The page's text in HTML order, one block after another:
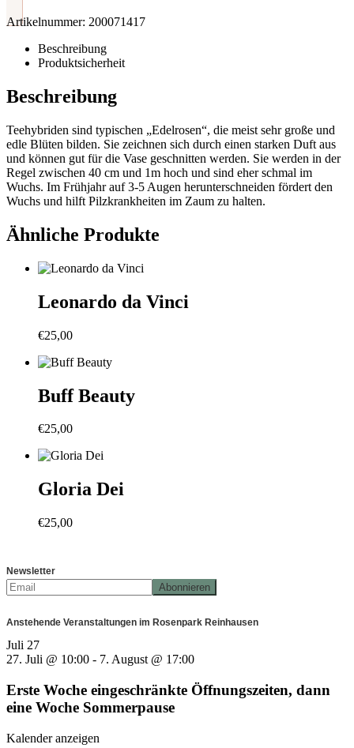
Artikelnummer: 200071417
Beschreibung
Produktsicherheit
Beschreibung
Teehybriden sind typischen „Edelrosen“, die meist sehr große und
edle Blüten bilden. Sie zeichnen sich durch einen starken Duft aus
und können gut für die Vase geschnitten werden. Sie werden in der
Regel zwischen 40 cm und 1m hoch und sind eher schmal im
Wuchs. Im Frühjahr auf 3-5 Augen herunterschneiden fördert den
Wuchs und hilft Pilzkrankheiten im Zaum zu halten.
Ähnliche Produkte
Leonardo da Vinci
€25,00
Buff Beauty
€25,00
Gloria Dei
€25,00
Newsletter
Anstehende Veranstaltungen im Rosenpark Reinhausen
Juli 27
27. Juli @ 10:00 - 7. August @ 17:00
Erste Woche eingeschränkte Öffnungszeiten, dann
eine Woche Sommerpause
Kalender anzeigen